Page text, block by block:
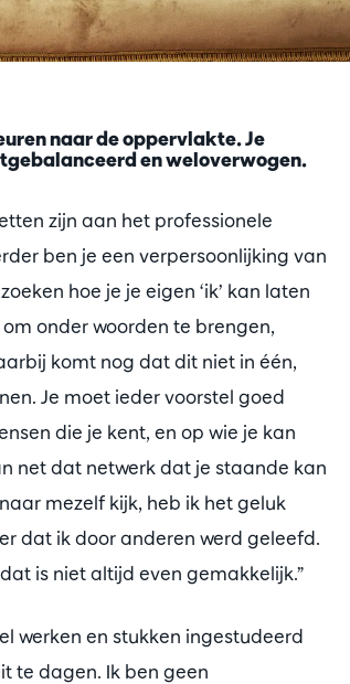
naar de oppervlakte. Je
en weloverwogen.
zijn aan het professionele
ben je een verpersoonlijking van
hoe je je eigen ‘ik’ kan laten
onder woorden te brengen,
komt nog dat dit niet in één,
Je moet ieder voorstel goed
die je kent, en op wie je kan
net dat netwerk dat je staande kan
mezelf kijk, heb ik het geluk
dat ik door anderen werd geleefd.
is niet altijd even gemakkelijk.”
werken en stukken ingestudeerd
te dagen. Ik ben geen